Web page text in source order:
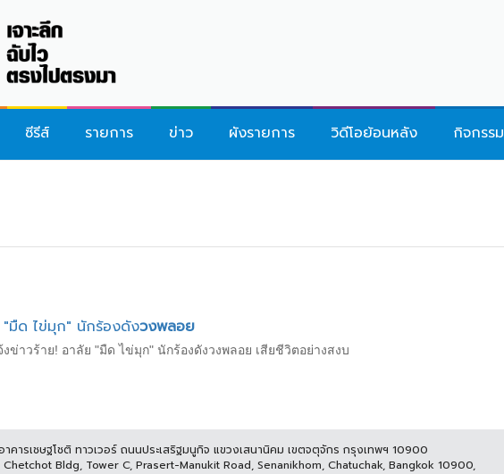
ซีรีส์ รายการ ข่าว ผังรายการ วิดีโอย้อนหลัง กิจกรรม
มืด ไข่มุก" นักร้องดังวงพลอย
ข่าวร้าย! อาลัย "มืด ไข่มุก" นักร้องดังวงพลอย เสียชีวิตอย่างสงบ
คารเชษฐโชติ ทาวเวอร์ ถนนประเสริฐมนูกิจ แขวงเสนานิคม เขตจตุจักร กรุงเทพฯ 10900
Bldg, Tower C, Prasert-Manukit Road, Senanikhom, Chatuchak, Bangkok 10900,